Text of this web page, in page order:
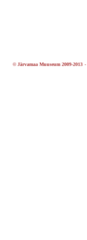
© Järvamaa Muuseum 2009-2013 -